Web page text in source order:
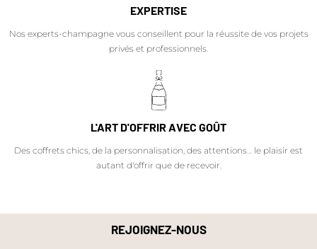
EXPERTISE
Nos experts-champagne vous conseillent pour la réussite de vos projets
privés et professionnels.
L'ART D'OFFRIR AVEC GOÛT
Des coffrets chics, de la personnalisation, des attentions… le plaisir est
autant d'offrir que de recevoir.
REJOIGNEZ-NOUS